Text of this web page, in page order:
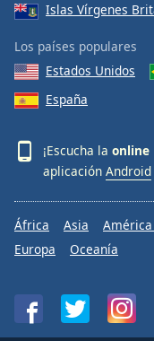
Islas Vírgenes
Los países populares
Estados Unidos
España
¡Escucha la online
aplicación Android
África Asia
Europa
Oceanía